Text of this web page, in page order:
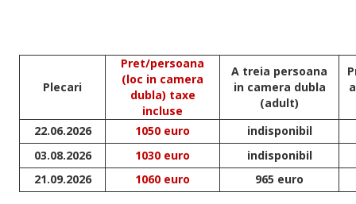
Plecari
Pret/persoana
(loc in camera
dubla) taxe
incluse
A treia persoana
in camera dubla
(adult)
22.06.2026 1050 euro
indisponibil
03.08.2026
1030 euro
indisponibil
21.09.2026
1060 euro 965 euro